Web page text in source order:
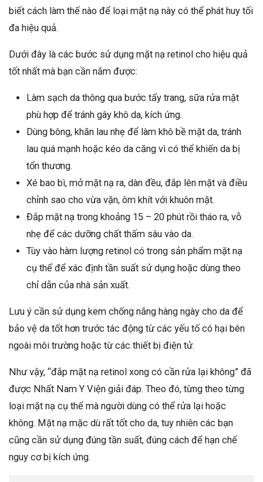
biết cách làm thế nào để loại mặt nạ này có thể phát huy tối
đa hiệu quả.
Dưới đây là các bước sử dụng mặt nạ retinol cho hiệu quả
tốt nhất mà bạn cần nắm được:
Làm sạch da thông qua bước tẩy trang, sữa rửa mặt
phù hợp để tránh gây khô da, kích ứng.
Dùng bông, khăn lau nhẹ để làm khô bề mặt da, tránh
lau quá mạnh hoặc kéo da căng vì có thể khiến da bị
tổn thương.
Xé bao bì, mở mặt nạ ra, dàn đều, đắp lên mặt và điều
chỉnh sao cho vừa vặn, ôm khít với khuôn mặt.
Đắp mặt nạ trong khoảng 15 – 20 phút rồi tháo ra, vỗ
nhẹ để các dưỡng chất thấm sâu vào da.
Tùy vào hàm lượng retinol có trong sản phẩm mặt nạ
cụ thể để xác định tần suất sử dụng hoặc dùng theo
chỉ dẫn của nhà sản xuất.
Lưu ý cần sử dụng kem chống nắng hàng ngày cho da để
bảo vệ da tốt hơn trước tác động từ các yếu tố có hại bên
ngoài môi trường hoặc từ các thiết bị điện tử.
Như vậy, “đắp mặt nạ retinol xong có cần rửa lại không” đã
được Nhất Nam Y Viện giải đáp. Theo đó, từng theo từng
loại mặt nạ cụ thể mà người dùng có thể rửa lại hoặc
không. Mặt nạ mặc dù rất tốt cho da, tuy nhiên các bạn
cũng cần sử dụng đúng tần suất, đúng cách để hạn chế
nguy cơ bị kích ứng.